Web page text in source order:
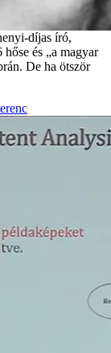
díjas író,
és „a magyar
De ha ötször